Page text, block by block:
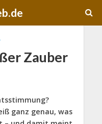
Zauber
ganz genau, was